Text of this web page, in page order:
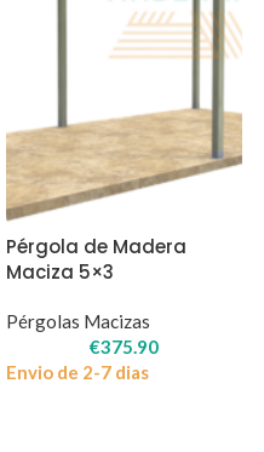
Pérgola de Madera
Maciza 5×3
Pérgolas Macizas
€375.90
Envio de 2-7 dias